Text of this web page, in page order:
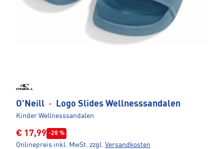
O'Neill · Logo Slides Wellnesssandalen
Kinder Wellnesssandalen
€ 17,99 -28 %
Onlinepreis inkl. MwSt. zzgl. Versandkosten